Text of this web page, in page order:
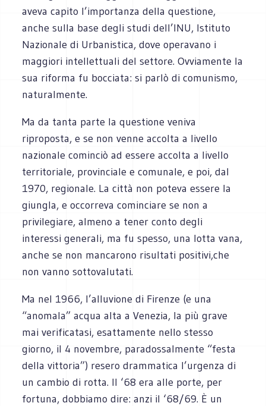
aveva capito l’importanza della questione,
anche sulla base degli studi dell’INU, Istituto
Nazionale di Urbanistica, dove operavano i
maggiori intellettuali del settore. Ovviamente la
sua riforma fu bocciata: si parlò di comunismo,
naturalmente.
Ma da tanta parte la questione veniva
riproposta, e se non venne accolta a livello
nazionale cominciò ad essere accolta a livello
territoriale, provinciale e comunale, e poi, dal
1970, regionale. La città non poteva essere la
giungla, e occorreva cominciare se non a
privilegiare, almeno a tener conto degli
interessi generali, ma fu spesso, una lotta vana,
anche se non mancarono risultati positivi,che
non vanno sottovalutati.
Ma nel 1966, l’alluvione di Firenze (e una
“anomala” acqua alta a Venezia, la più grave
mai verificatasi, esattamente nello stesso
giorno, il 4 novembre, paradossalmente “festa
della vittoria”) resero drammatica l’urgenza di
un cambio di rotta. Il ‘68 era alle porte, per
fortuna, dobbiamo dire: anzi il ‘68/69. È un